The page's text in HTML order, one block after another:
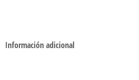
Información adicional